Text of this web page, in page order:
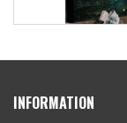
INFORMATION